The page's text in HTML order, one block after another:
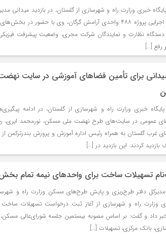
خبری وزارت راه و شهرسازی از گلستان، در بازدید میدانی
از وضعیت اجرایی پروژه ۴۸۸ واحدی آرامش گرگان، وی با حضور
دستگاه نظارت و نمایندگان شرکت مجری، وضعیت پیشرفت
رفع […]
برای تأمین فضاهای آموزشی در سایت
خبری وزارت راه و شهرسازی از گلستان، در ادامه
عمومی در سایت‌های طرح نهضت ملی مسکن، نورمحمد ایری،
غرب گلستان به همراه رئیس اداره آموزش و پرورش بندرترکمن از
بازدید کردند. این بازدید در […]
تسهیلات ساخت برای واحدهای نیمه تمام
مدیرکل دفتر طرح‌ریزی و پایش طرح‌های مسکن وزارت راه و
وزارت راه و شهرسازی از آغاز ثبت درخواست تسهیلات
داد و گفت: بر اساس مصوبه بیستمین جلسه شورای‌عالی مسکن،
بانک مرکزی، تسهیلات […]